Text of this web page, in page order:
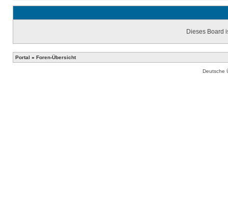
Dieses Board
Portal » Foren-Übersicht
Deutsche